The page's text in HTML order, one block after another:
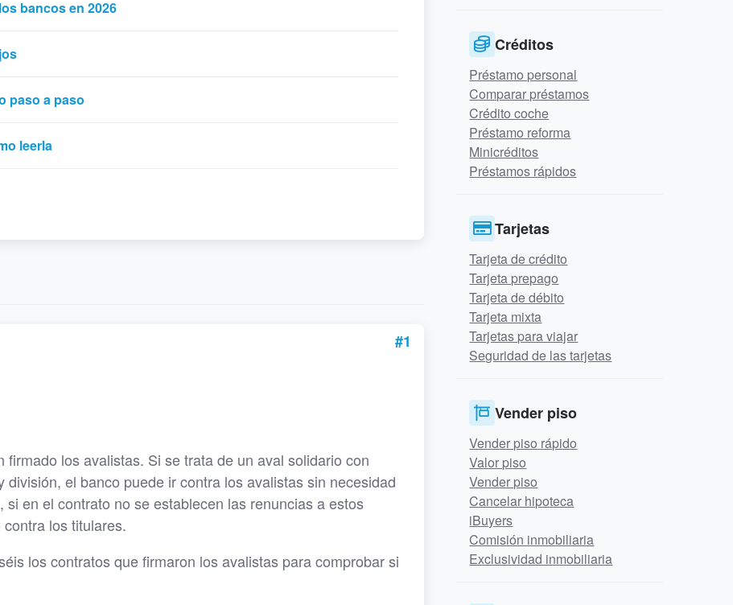
bancos en 2026
paso a paso
leerla
#1
los avalistas. Si se trata de un aval solidario con
el banco puede ir contra los avalistas sin necesidad
en el contrato no se establecen las renuncias a estos
los titulares.
los contratos que firmaron los avalistas para comprobar si
Créditos
Préstamo personal
Comparar préstamos
Crédito coche
Préstamo reforma
Minicréditos
Préstamos rápidos
Tarjetas
Tarjeta de crédito
Tarjeta prepago
Tarjeta de débito
Tarjeta mixta
Tarjetas para viajar
Seguridad de las tarjetas
Vender piso
Vender piso rápido
Valor piso
Vender piso
Cancelar hipoteca
iBuyers
Comisión inmobiliaria
Exclusividad inmobiliaria